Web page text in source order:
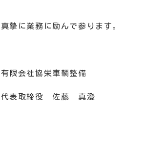
摯に業務に励んで参ります。
整備
真澄